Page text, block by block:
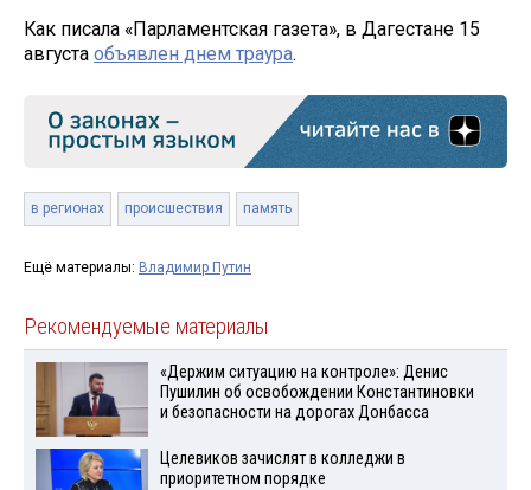
Как писала «Парламентская газета», в Дагестане 15
августа объявлен днем траура.
в регионах происшествия память
Ещё материалы: Владимир Путин
Рекомендуемые материалы
«Держим ситуацию на контроле»: Денис
Пушилин об освобождении Константиновки
и безопасности на дорогах Донбасса
Целевиков зачислят в колледжи в
приоритетном порядке